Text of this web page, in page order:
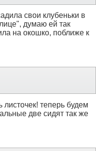
свои клубеньки в
думаю ей так
на окошко, поближе к
теперь будем
две сидят так же